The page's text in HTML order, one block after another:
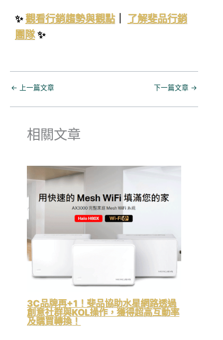
✨觀看行銷趨勢與觀點｜ 了解斐品行銷
團隊✨
← 上一篇文章 下一篇文章 →
相關文章
3C品牌再+1！斐品協助水星網路透過
創意社群與KOL操作，獲得超高互動率
及購買轉換！